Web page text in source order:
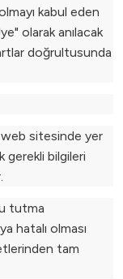
kabul eden
olarak anılacak
doğrultusunda
sitesinde yer
gerekli bilgileri
tutma
hatalı olması
tam